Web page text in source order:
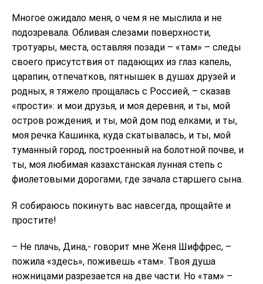
Многое ожидало меня, о чем я не мыслила и не
подозревала. Обливая слезами поверхности,
тротуары, места, оставляя позади – «там» – следы
своего присутствия от падающих из глаз капель,
царапин, отпечатков, пятнышек в душах друзей и
родных, я тяжело прощалась с Россией, – сказав
«прости»: и мои друзья, и моя деревня, и ты, мой
остров рождения, и ты, мой дом под елками, и ты,
моя речка Кашинка, куда скатывалась, и ты, мой
туманный город, построенный на болотной почве, и
ты, моя любимая казахстанская лунная степь с
фиолетовыми дорогами, где зачала старшего сына.
Я собираюсь покинуть вас навсегда, прощайте и
простите!
– Не плачь, Дина,- говорит мне Женя Шиффрес, –
пожила «здесь», поживешь «там». Твоя душа
ножницами разрезается на две части. Но «там» –